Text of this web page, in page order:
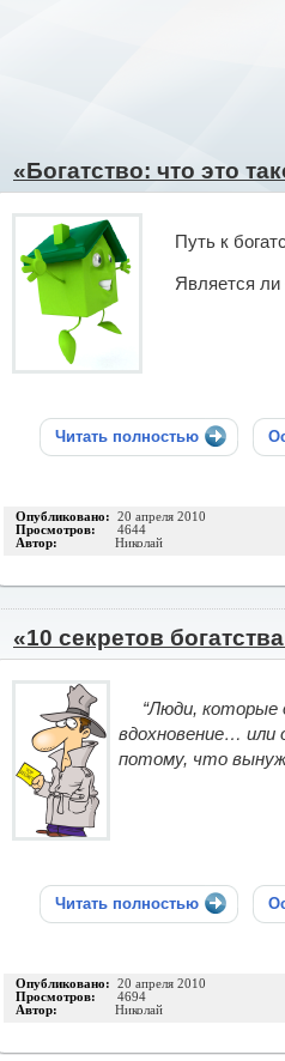
«Богатство: что это
Путь к
Является ли
Читать полностью
Опубликовано: 20 апреля 2010
Просмотров: 4644
Автор: Николай
«10 секретов
“Люди, которые
вдохновение… или
потому, что
Читать полностью
Опубликовано: 20 апреля 2010
Просмотров: 4694
Автор: Николай